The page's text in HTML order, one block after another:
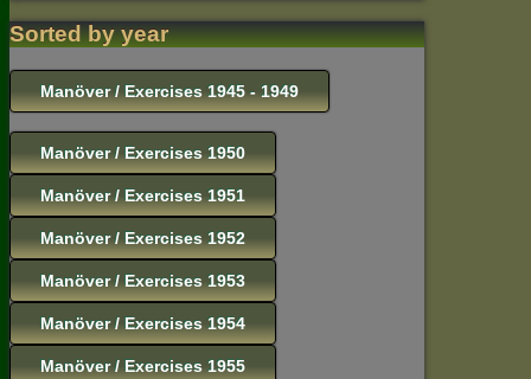
Sorted by year
Manöver / Exercises 1945 - 1949
Manöver / Exercises 1950
Manöver / Exercises 1951
Manöver / Exercises 1952
Manöver / Exercises 1953
Manöver / Exercises 1954
Manöver / Exercises 1955